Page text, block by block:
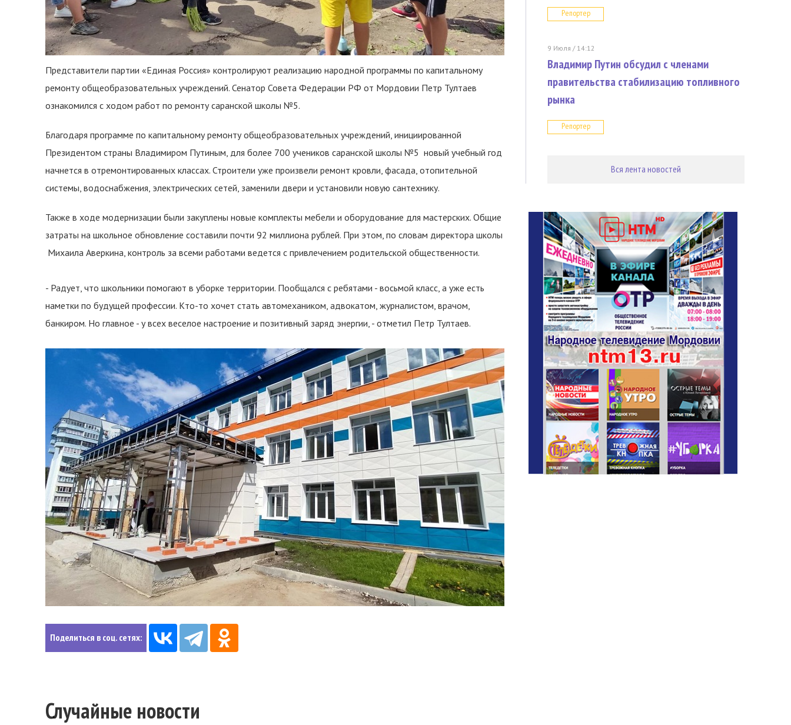
Представители партии «Единая Россия» контролируют реализацию народной программы по капитальному
ремонту общеобразовательных учреждений. Сенатор Совета Федерации РФ от Мордовии Петр Тултаев
ознакомился с ходом работ по ремонту саранской школы №5.
Благодаря программе по капитальному ремонту общеобразовательных учреждений, инициированной
Президентом страны Владимиром Путиным, для более 700 учеников саранской школы №5 новый учебный год
начнется в отремонтированных классах. Строители уже произвели ремонт кровли, фасада, отопительной
системы, водоснабжения, электрических сетей, заменили двери и установили новую сантехнику.
Также в ходе модернизации были закуплены новые комплекты мебели и оборудование для мастерских. Общие
затраты на школьное обновление составили почти 92 миллиона рублей. При этом, по словам директора школы
Михаила Аверкина, контроль за всеми работами ведется с привлечением родительской общественности.
- Радует, что школьники помогают в уборке территории. Пообщался с ребятами - восьмой класс, а уже есть
наметки по будущей профессии. Кто-то хочет стать автомехаником, адвокатом, журналистом, врачом,
банкиром. Но главное - у всех веселое настроение и позитивный заряд энергии, - отметил Петр Тултаев.
Поделиться в соц. сетях:
Случайные новости
Репортер
9 Июля / 14:12
Владимир Путин обсудил с членами
правительства стабилизацию топливного
рынка
Репортер
Вся лента новостей